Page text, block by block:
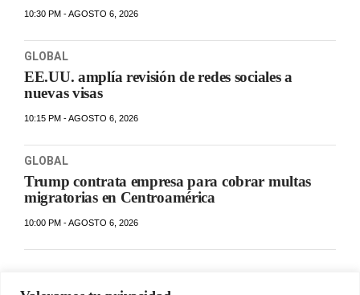
10:30 PM - AGOSTO 6, 2026
GLOBAL
EE.UU. amplía revisión de redes sociales a
nuevas visas
10:15 PM - AGOSTO 6, 2026
GLOBAL
Trump contrata empresa para cobrar multas
migratorias en Centroamérica
10:00 PM - AGOSTO 6, 2026